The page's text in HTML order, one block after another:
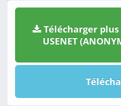
Télécharger
USENET